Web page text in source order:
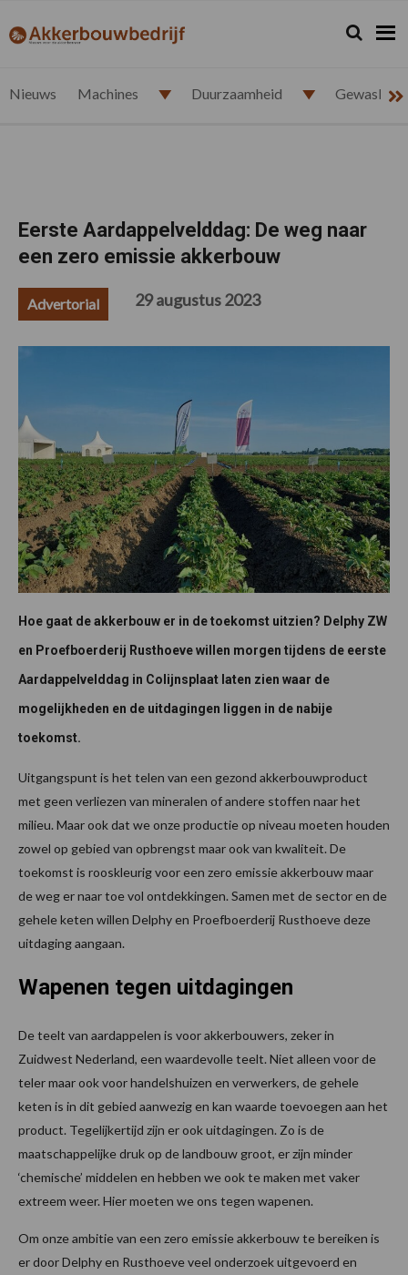
de
de
de
de
akkerbouwbedrijf.nl Zoeken...
Zoek
Nieuws Machines Duurzaamheid
Eerste Aardappelvelddag: De weg naar
een zero emissie akkerbouw
Advertorial 29 augustus 2023
Hoe gaat de akkerbouw er in de toekomst uitzien? Delphy ZW
en Proefboerderij Rusthoeve willen morgen tijdens de eerste
Aardappelvelddag in Colijnsplaat laten zien waar de
mogelijkheden en de uitdagingen liggen in de nabije
toekomst.
Uitgangspunt is het telen van een gezond akkerbouwproduct
met geen verliezen van mineralen of andere stoffen naar het
milieu. Maar ook dat we onze productie op niveau moeten houden
zowel op gebied van opbrengst maar ook van kwaliteit. De
toekomst is rooskleurig voor een zero emissie akkerbouw maar
de weg er naar toe vol ontdekkingen. Samen met de sector en de
gehele keten willen Delphy en Proefboerderij Rusthoeve deze
uitdaging aangaan.
Wapenen tegen uitdagingen
De teelt van aardappelen is voor akkerbouwers, zeker in
Zuidwest Nederland, een waardevolle teelt. Niet alleen voor de
teler maar ook voor handelshuizen en verwerkers, de gehele
keten is in dit gebied aanwezig en kan waarde toevoegen aan het
product. Tegelijkertijd zijn er ook uitdagingen. Zo is de
maatschappelijke druk op de landbouw groot, er zijn minder
‘chemische’ middelen en hebben we ook te maken met vaker
extreem weer. Hier moeten we ons tegen wapenen.
Om onze ambitie van een zero emissie akkerbouw te bereiken is
er door Delphy en Rusthoeve veel onderzoek uitgevoerd en